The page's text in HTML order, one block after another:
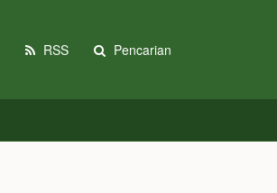
RSS Pencarian